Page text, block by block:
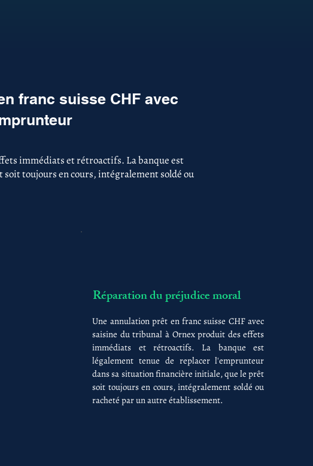
franc suisse CHF avec
immédiats et rétroactifs. La banque est
toujours en cours, intégralement soldé ou
Réparation du préjudice moral
Une annulation prêt en franc suisse CHF avec
saisine du tribunal à Ornex produit des effets
immédiats et rétroactifs. La banque est
légalement tenue de replacer l'emprunteur
dans sa situation financière initiale, que le prêt
soit toujours en cours, intégralement soldé ou
racheté par un autre établissement.